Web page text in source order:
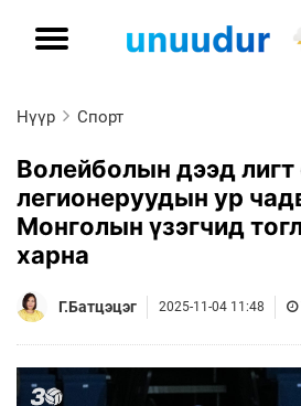
Нүүр Спорт
Волейболын дээд
легионеруудын ур
Монголын үзэгчид
харна
Г.Батцэцэг 2025-11-04 11:48